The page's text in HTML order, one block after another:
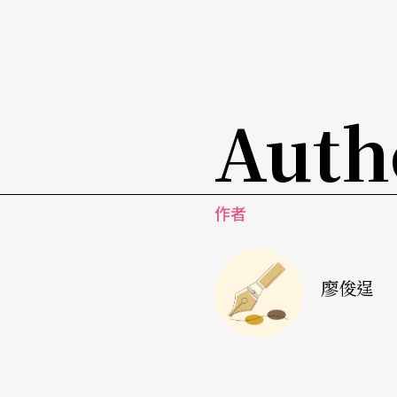
借史論今 尋找港人的自我定位
歷史是時間的座標，之於我們的過去、現在的
別於巴黎、倫敦等大城市，新舊事物和諧共存
殖民時代走到今天，老舊的事物不斷處於退化
只有充分了解中國歷史，才能知道香港在中國
《萬曆十五年》，除了回望中國悠悠的歷史長
作者
廖俊逞